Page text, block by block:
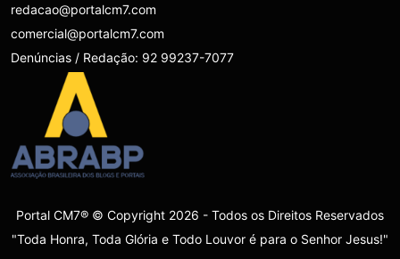
redacao@portalcm7.com
comercial@portalcm7.com
Denúncias / Redação: 92 99237-7077
Portal CM7® © Copyright 2026 - Todos os Direitos Reservados
"Toda Honra, Toda Glória e Todo Louvor é para o Senhor Jesus!"